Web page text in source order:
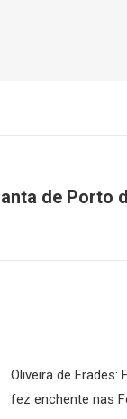
de Porto
Oliveira de Frades:
fez enchente nas